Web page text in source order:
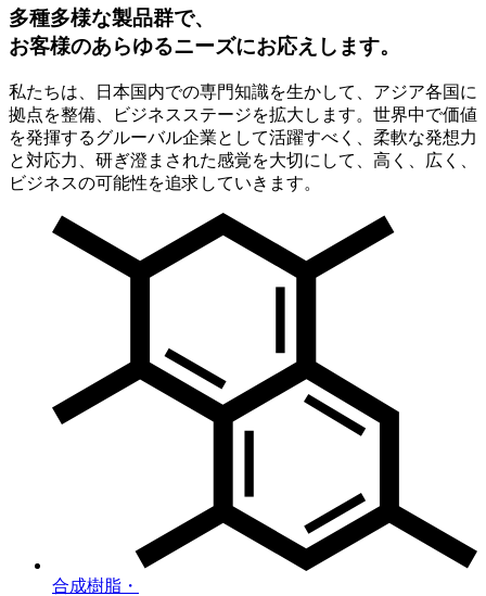
多種多様な製品群で、
お客様のあらゆるニーズにお応えします。
私たちは、日本国内での専門知識を生かして、アジア各国に
拠点を整備、ビジネスステージを拡大します。世界中で価値
を発揮するグルーバル企業として活躍すべく、柔軟な発想力
と対応力、研ぎ澄まされた感覚を大切にして、高く、広く、
ビジネスの可能性を追求していきます。
合成樹脂・